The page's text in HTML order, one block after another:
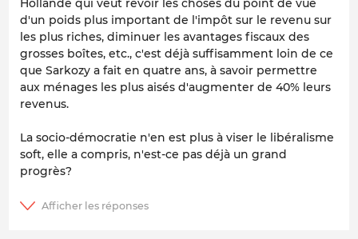
Hollande qui veut revoir les choses du point de vue
d'un poids plus important de l'impôt sur le revenu sur
les plus riches, diminuer les avantages fiscaux des
grosses boîtes, etc., c'est déjà suffisamment loin de ce
que Sarkozy a fait en quatre ans, à savoir permettre
aux ménages les plus aisés d'augmenter de 40% leurs
revenus.
La socio-démocratie n'en est plus à viser le libéralisme
soft, elle a compris, n'est-ce pas déjà un grand
progrès?